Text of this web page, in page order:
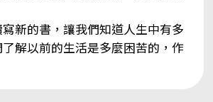
新的書，讓我們知道人生中有多
解以前的生活是多麼困苦的，作